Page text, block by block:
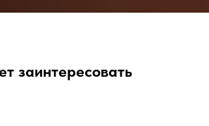
заинтересовать